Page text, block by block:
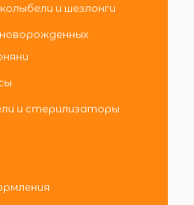
и шезлонги
и стерилизаторы